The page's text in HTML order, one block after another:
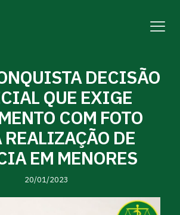
DECISÃO
QUE EXIGE
COM FOTO
REALIZAÇÃO DE
EM MENORES
20/01/2023